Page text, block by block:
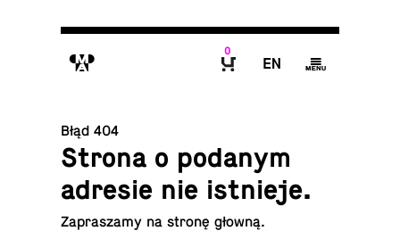
M
0
E g
Błąd 404
Strona o podanym
adresie nie istnieje.
Za­pra­sza­my na stronę głowną.